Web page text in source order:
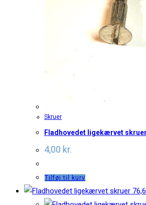
Skruer
Fladhovedet ligekærvet
4,00 kr.
Tilføj til kurv